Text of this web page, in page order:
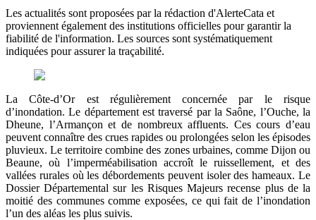
Les actualités sont proposées par la rédaction d'AlerteCata et
proviennent également des institutions officielles pour garantir la
fiabilité de l'information. Les sources sont systématiquement
indiquées pour assurer la traçabilité.
La Côte-d’Or est régulièrement concernée par le risque
d’inondation. Le département est traversé par la Saône, l’Ouche, la
Dheune, l’Armançon et de nombreux affluents. Ces cours d’eau
peuvent connaître des crues rapides ou prolongées selon les épisodes
pluvieux. Le territoire combine des zones urbaines, comme Dijon ou
Beaune, où l’imperméabilisation accroît le ruissellement, et des
vallées rurales où les débordements peuvent isoler des hameaux. Le
Dossier Départemental sur les Risques Majeurs recense plus de la
moitié des communes comme exposées, ce qui fait de l’inondation
l’un des aléas les plus suivis.